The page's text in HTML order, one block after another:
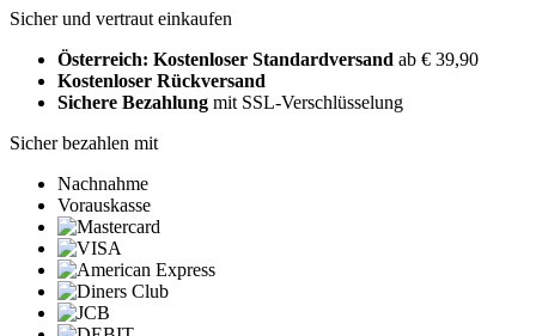
Sicher und vertraut einkaufen
Österreich: Kostenloser Standardversand ab € 39,90
Kostenloser Rückversand
Sichere Bezahlung mit SSL-Verschlüsselung
Sicher bezahlen mit
Nachnahme
Vorauskasse